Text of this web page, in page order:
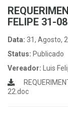
FELIPE 31-
Data: 31, Agosto,
Status: Publicado
Vereador:
Luis
22.doc